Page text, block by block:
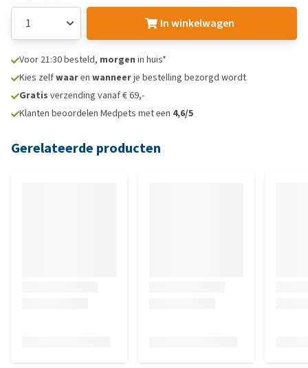
In winkelwagen
Voor 21:30 besteld, morgen in huis*
Kies zelfwaaren wanneerje bestelling bezorgd wordt
Gratis verzending vanaf € 69,-
Klanten beoordelen Medpets met een 4,6/5
Gerelateerde producten